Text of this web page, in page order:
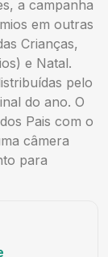
a campanha
em outras
Crianças,
e Natal.
pelo
do ano. O
Pais com o
câmera
para